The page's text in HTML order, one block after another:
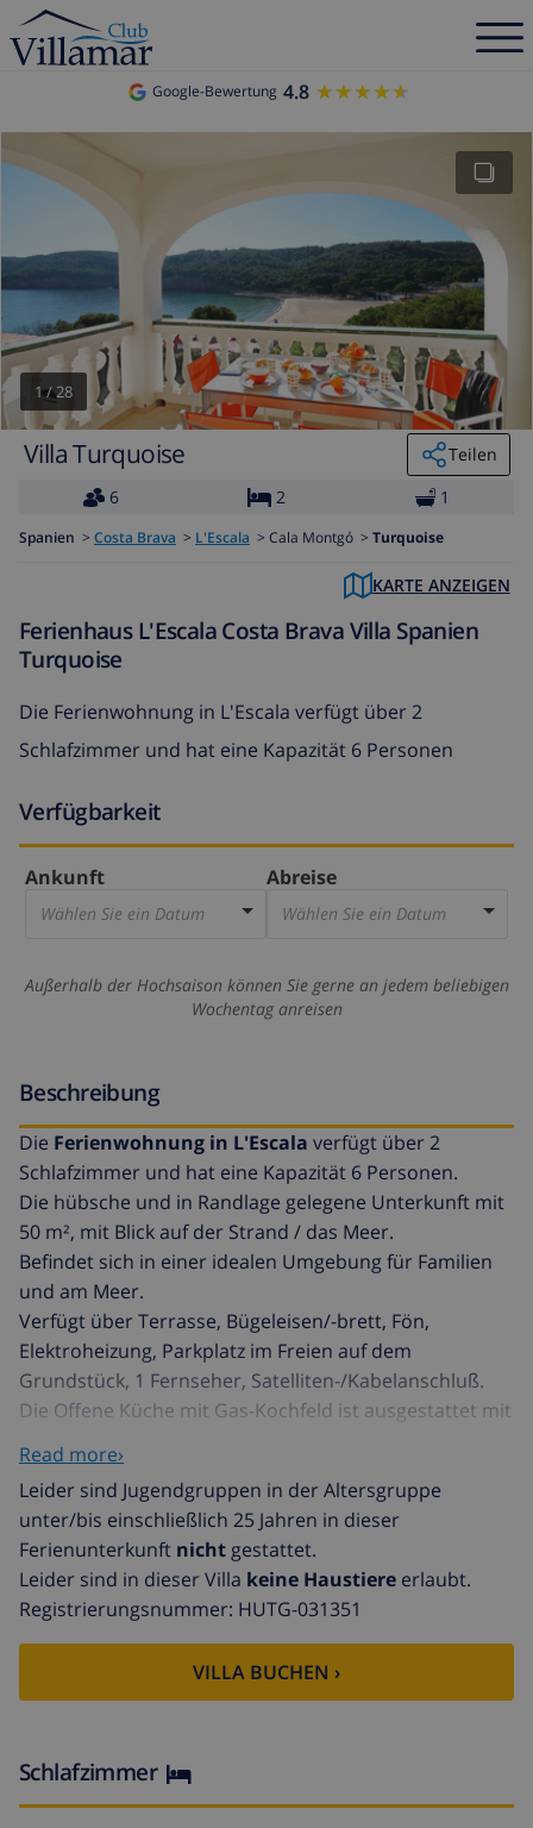
Google-Bewertung 4.8 ★★★★★
★★★★★
1/28
Villa Turquoise
Teilen
6
2 1
Spanien > Costa Brava > L'Escala > Cala Montgó > Turquoise
KARTE ANZEIGEN
Ferienhaus L'Escala Costa Brava Villa Spanien
Turquoise
Die Ferienwohnung in L'Escala verfügt über 2
Schlafzimmer und hat eine Kapazität 6 Personen
Verfügbarkeit
Ankunft
Wählen Sie ein Datum
Abreise
Wählen Sie ein Datum
Außerhalb der Hochsaison können Sie gerne an jedem beliebigen
Wochentag anreisen
Beschreibung
Die Ferienwohnung in L'Escala verfügt über 2
Schlafzimmer und hat eine Kapazität 6 Personen.
Die hübsche und in Randlage gelegene Unterkunft mit
50 m², mit Blick auf der Strand / das Meer.
Befindet sich in einer idealen Umgebung für Familien
und am Meer.
Verfügt über Terrasse, Bügeleisen/-brett, Fön,
Elektroheizung, Parkplatz im Freien auf dem
Grundstück, 1 Fernseher, Satelliten-/Kabelanschluß.
Die Offene Küche mit Gas-Kochfeld ist ausgestattet mit
Kühlschrank, Mikrowelle, Gefrierschrank,
Waschmaschine, Spülmaschine, Geschirr/Besteck,
Kochutensilien, Kaffeemaschine, Toaster,
Wasserkocher und Saftpresse.
Read more›
Leider sind Jugendgruppen in der Altersgruppe
unter/bis einschließlich 25 Jahren in dieser
Ferienunterkunft nichtgestattet.
Leider sind in dieser Villa keine Haustiere erlaubt.
Registrierungsnummer: HUTG-031351
VILLA BUCHEN ›
Schlafzimmer